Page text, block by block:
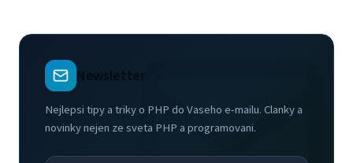
Newsletter
Nejlepsi tipy a triky o PHP do Vaseho e-mailu. Clanky a
novinky nejen ze sveta PHP a programovani.